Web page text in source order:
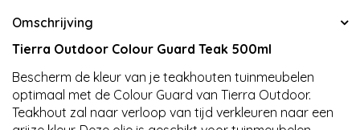
Omschrijving
Tierra Outdoor Colour Guard Teak 500ml
Bescherm de kleur van je teakhouten tuinmeubelen
optimaal met de Colour Guard van Tierra Outdoor.
Teakhout zal naar verloop van tijd verkleuren naar een